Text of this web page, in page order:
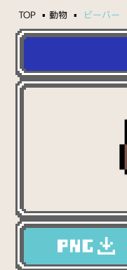
TOP 動物 ビーバー